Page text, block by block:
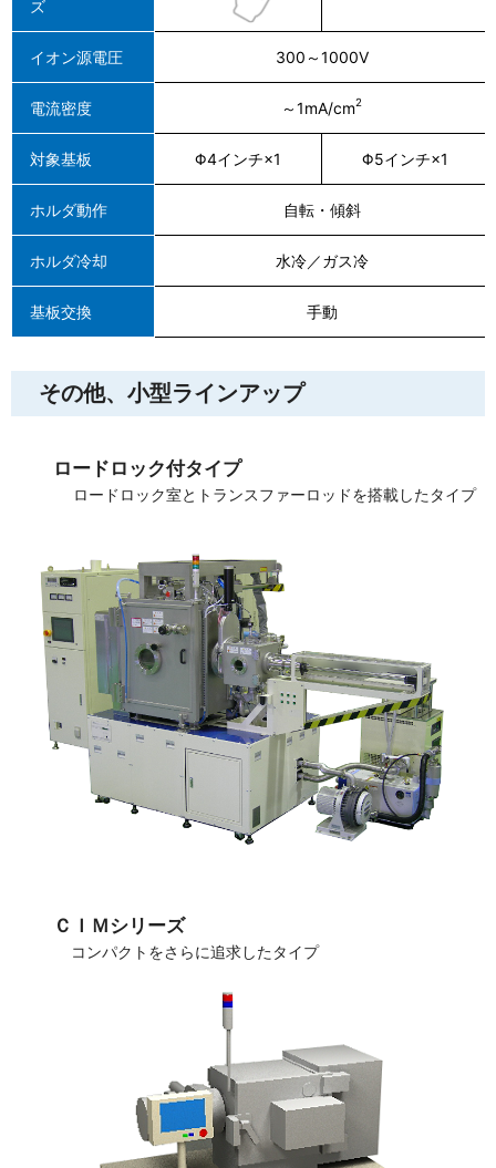
ズ
イオン源電圧 300～1000V
電流密度 ～1mA/cm2
対象基板 Φ4インチ×1 Φ5インチ×1
ホルダ動作 自転・傾斜
ホルダ冷却 水冷／ガス冷
基板交換 手動
その他、小型ラインアップ
ロードロック付タイプ
ロードロック室とトランスファーロッドを搭載したタイプ
ＣＩＭシリーズ
コンパクトをさらに追求したタイプ